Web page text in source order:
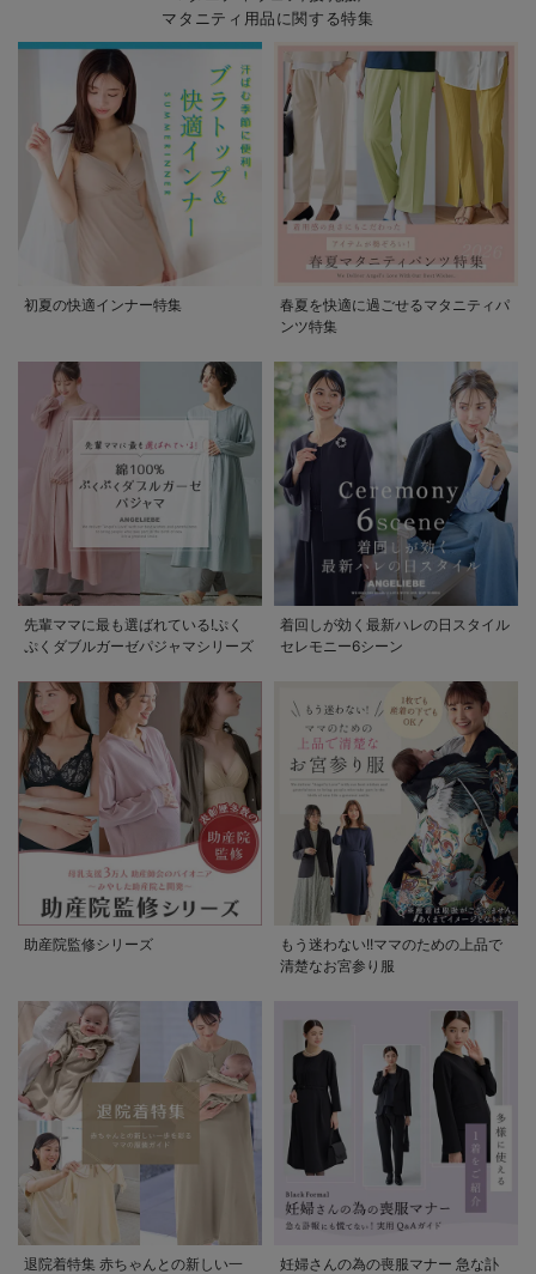
マタニティ用品に関する特集
初夏の快適インナー特集
春夏を快適に過ごせるマタニティパ
ンツ特集
先輩ママに最も選ばれている!ぷく
ぷくダブルガーゼパジャマシリーズ
着回しが効く最新ハレの日スタイル
セレモニー6シーン
助産院監修シリーズ
もう迷わない!!ママのための上品で
清楚なお宮参り服
退院着特集 赤ちゃんとの新しい一
妊婦さんの為の喪服マナー 急な訃